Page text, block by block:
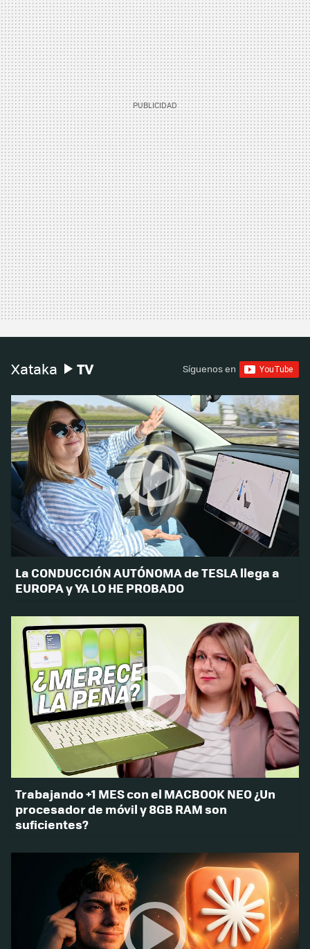
Xataka TV Síguenos en
La CONDUCCIÓN AUTÓNOMA de TESLA llega a
EUROPA y YA LO HE PROBADO
Trabajando +1 MES con el MACBOOK NEO ¿Un
procesador de móvil y 8GB RAM son
suficientes?